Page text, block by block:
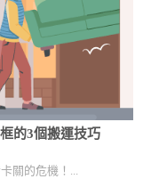
的3個搬運技巧
關的危機！...